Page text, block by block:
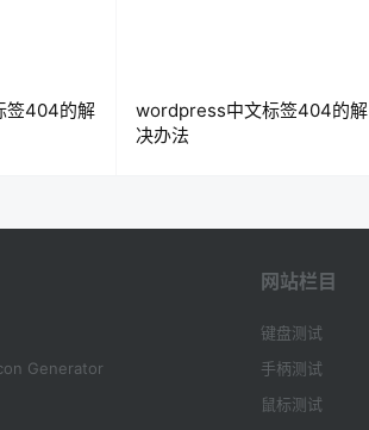
签404的解
wordpress中文标签404的解
决办法
Generator
网站栏目
键盘测试
手柄测试
鼠标测试